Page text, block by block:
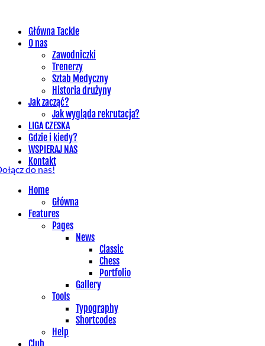
Główna Tackle
O nas
Zawodniczki
Trenerzy
Sztab Medyczny
Historia drużyny
Jak zacząć?
Jak wygląda rekrutacja?
LIGA CZESKA
Gdzie i kiedy?
WSPIERAJ NAS
Kontakt
do nas!
Home
Główna
Features
Pages
News
Classic
Chess
Portfolio
Gallery
Tools
Typography
Shortcodes
Help
Club